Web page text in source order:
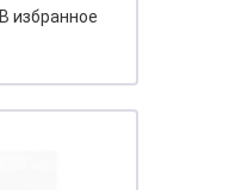
В избранное